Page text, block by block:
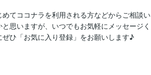
てココナラを利用される方などからご相談い
思いますが、いつでもお気軽にメッセージく
ひ「お気に入り登録」をお願いします♪